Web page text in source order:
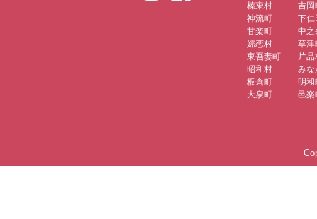
榛東村
吉岡
神流町
下仁
甘楽町
中之
嬬恋村
草津
東吾妻町
片品
昭和村
みな
板倉町
明和
大泉町
邑楽